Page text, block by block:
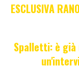
ESCLUSIVA
Spalletti: è